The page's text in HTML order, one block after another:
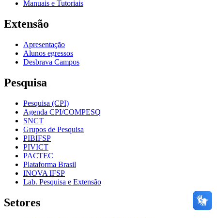
Manuais e Tutoriais
Extensão
Apresentação
Alunos egressos
Desbrava Campos
Pesquisa
Pesquisa (CPI)
Agenda CPI/COMPESQ
SNCT
Grupos de Pesquisa
PIBIFSP
PIVICT
PACTEC
Plataforma Brasil
INOVA IFSP
Lab. Pesquisa e Extensão
Setores